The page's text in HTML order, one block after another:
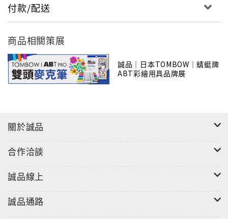
付款/配送
商品相關策展
誠品｜日本TOMBOW｜蜻蜓牌
ABT彩繪用具品牌展
關於誠品
合作洽談
誠品線上
誠品通路